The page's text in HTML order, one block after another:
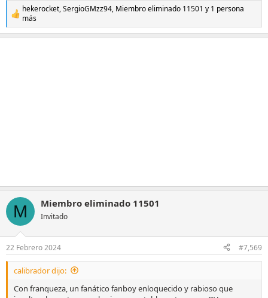
R
e
a
hekerocket,SergioGMzz94, Miembro eliminado 11501 y 1 persona
más
M Miembro eliminado 11501
Invitado
22 Febrero 2024 #7,569
calibrador dijo:
Con franqueza, un fanático fanboy enloquecido y rabioso que